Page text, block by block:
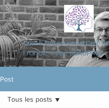
Franck-Yves BEAUPREZ
Coach Professionnel Certifié
Post
Tous les posts